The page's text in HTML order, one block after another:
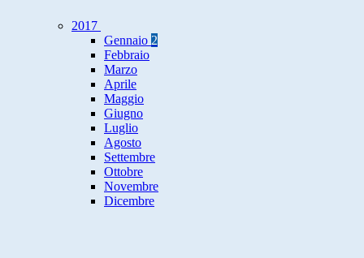
2017
Gennaio 2
Febbraio
Marzo
Aprile
Maggio
Giugno
Luglio
Agosto
Settembre
Ottobre
Novembre
Dicembre